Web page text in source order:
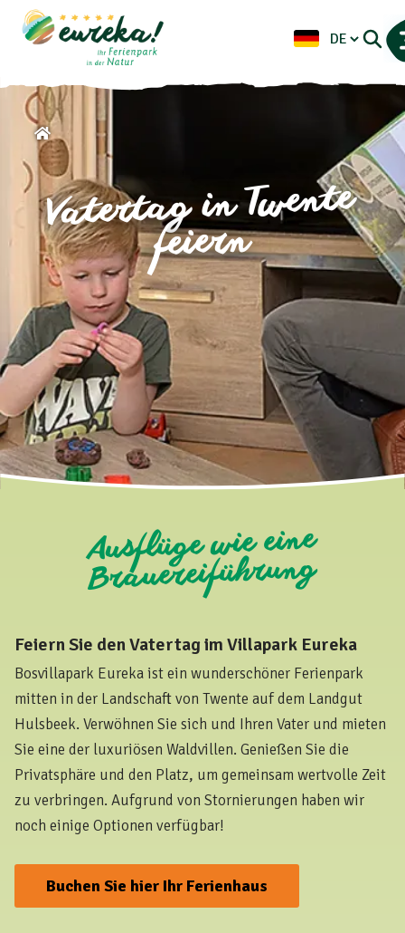
Vatertag in Twente
feiern
Ausflüge wie eine
Brauereiführung
Feiern Sie den Vatertag im Villapark Eureka
Bosvillapark Eureka ist ein wunderschöner Ferienpark
mitten in der Landschaft von Twente auf dem Landgut
Hulsbeek. Verwöhnen Sie sich und Ihren Vater und mieten
Sie eine der luxuriösen Waldvillen. Genießen Sie die
Privatsphäre und den Platz, um gemeinsam wertvolle Zeit
zu verbringen. Aufgrund von Stornierungen haben wir
noch einige Optionen verfügbar!
Buchen Sie hier Ihr Ferienhaus